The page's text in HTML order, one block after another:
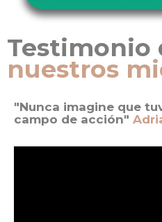
Testimonio
nuestros
"Nunca imagine que
campo de acción"